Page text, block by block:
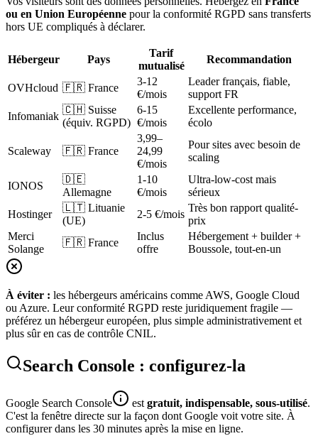
ou en Union Européenne pour la conformité RGPD sans transferts
hors UE compliqués à déclarer.
Hébergeur Pays
Tarif
mutualisé
Recommandation
OVHcloud 🇫🇷 France
3-12
€/mois
Leader français, fiable,
support FR
Infomaniak
🇨🇭 Suisse
(équiv. RGPD)
6-15
€/mois
Excellente performance,
écolo
Scaleway 🇫🇷 France
3,99–
24,99
€/mois
Pour sites avec besoin de
scaling
IONOS
🇩🇪
Allemagne
1-10
€/mois
Ultra-low-cost mais
sérieux
Hostinger
🇱🇹 Lituanie
(UE)
2-5 €/mois
Très bon rapport qualité-
prix
Merci
Solange
🇫🇷 France
Inclus
offre
Hébergement + builder +
Boussole, tout-en-un
À éviter : les hébergeurs américains comme AWS, Google Cloud
ou Azure. Leur conformité RGPD reste juridiquement fragile —
préférez un hébergeur européen, plus simple administrativement et
plus sûr en cas de contrôle CNIL.
Search Console : configurez-la
Google Search Console est gratuit, indispensable, sous-utilisé.
C'est la fenêtre directe sur la façon dont Google voit votre site. À
configurer dans les 30 minutes après la mise en ligne.